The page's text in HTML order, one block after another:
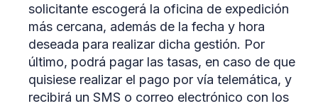
solicitante escogerá la oficina de expedición
más cercana, además de la fecha y hora
deseada para realizar dicha gestión. Por
último, podrá pagar las tasas, en caso de que
quisiese realizar el pago por vía telemática, y
recibirá un SMS o correo electrónico con los